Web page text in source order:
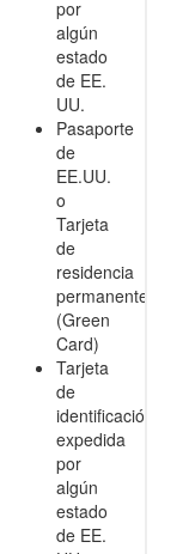
por
algún
estado
de EE.
UU.
Pasaporte
de
EE.UU.
o
Tarjeta
de
residencia
permanente
(Green
Card)
Tarjeta
de
identificación
expedida
por
algún
estado
de EE.